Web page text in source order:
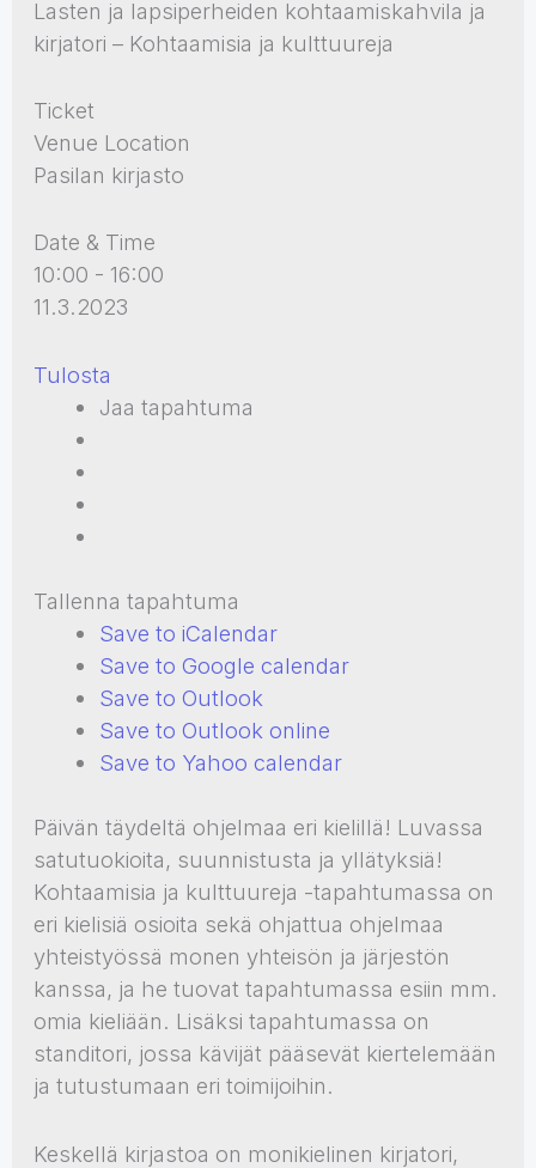
Lasten ja lapsiperheiden kohtaamiskahvila ja
kirjatori – Kohtaamisia ja kulttuureja
Ticket
Venue Location
Pasilan kirjasto
Date & Time
10:00 - 16:00
11.3.2023
Tulosta
Jaa tapahtuma
Tallenna tapahtuma
Save to iCalendar
Save to Google calendar
Save to Outlook
Save to Outlook online
Save to Yahoo calendar
Päivän täydeltä ohjelmaa eri kielillä! Luvassa
satutuokioita, suunnistusta ja yllätyksiä!
Kohtaamisia ja kulttuureja -tapahtumassa on
eri kielisiä osioita sekä ohjattua ohjelmaa
yhteistyössä monen yhteisön ja järjestön
kanssa, ja he tuovat tapahtumassa esiin mm.
omia kieliään. Lisäksi tapahtumassa on
standitori, jossa kävijät pääsevät kiertelemään
ja tutustumaan eri toimijoihin.
Keskellä kirjastoa on monikielinen kirjatori,